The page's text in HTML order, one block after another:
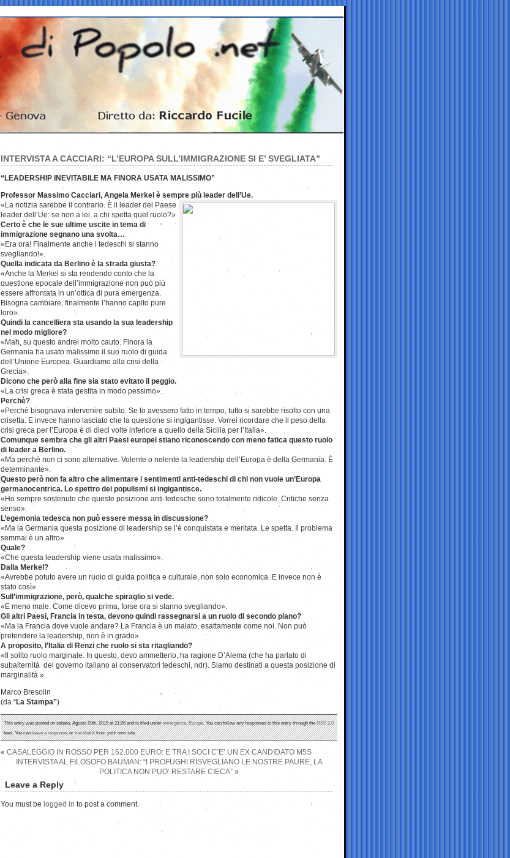
INTERVISTA A CACCIARI: “L’EUROPA SULL’IMMIGRAZIONE SI E’ SVEGLIATA”
“LEADERSHIP INEVITABILE MA FINORA USATA MALISSIMO”
Professor Massimo Cacciari, Angela Merkel è sempre più leader dell’Ue.
«La notizia sarebbe il contrario. È il leader del Paese
leader dell’Ue: se non a lei, a chi spetta quel ruolo?»
Certo è che le sue ultime uscite in tema di
immigrazione segnano una svolta…
«Era ora! Finalmente anche i tedeschi si stanno
svegliando!».
Quella indicata da Berlino è la strada giusta?
«Anche la Merkel si sta rendendo conto che la
questione epocale dell’immigrazione non può più
essere affrontata in un’ottica di pura emergenza.
Bisogna cambiare, finalmente l’hanno capito pure
loro».
Quindi la cancelliera sta usando la sua leadership
nel modo migliore?
«Mah, su questo andrei molto cauto. Finora la
Germania ha usato malissimo il suo ruolo di guida
dell’Unione Europea. Guardiamo alla crisi della
Grecia».
Dicono che però alla fine sia stato evitato il peggio.
«La crisi greca è stata gestita in modo pessimo».
Perchè?
«Perchè bisognava intervenire subito. Se lo avessero fatto in tempo, tutto si sarebbe risolto con una
crisetta. E invece hanno lasciato che la questione si ingigantisse. Vorrei ricordare che il peso della
crisi greca per l’Europa è di dieci volte inferiore a quello della Sicilia per l’Italia».
Comunque sembra che gli altri Paesi europei stiano riconoscendo con meno fatica questo ruolo
di leader a Berlino.
«Ma perchè non ci sono alternative. Volente o nolente la leadership dell’Europa è della Germania. È
determinante».
Questo però non fa altro che alimentare i sentimenti anti-tedeschi di chi non vuole un’Europa
germanocentrica. Lo spettro dei populismi si ingigantisce.
«Ho sempre sostenuto che queste posizione anti-tedesche sono totalmente ridicole. Critiche senza
senso».
L’egemonia tedesca non può essere messa in discussione?
«Ma la Germania questa posizione di leadership se l’è conquistata e meritata. Le spetta. Il problema
semmai è un altro»
Quale?
«Che questa leadership viene usata malissimo».
Dalla Merkel?
«Avrebbe potuto avere un ruolo di guida politica e culturale, non solo economica. E invece non è
stato così».
Sull’immigrazione, però, qualche spiraglio si vede.
«E meno male. Come dicevo prima, forse ora si stanno svegliando».
Gli altri Paesi, Francia in testa, devono quindi rassegnarsi a un ruolo di secondo piano?
«Ma la Francia dove vuole andare? La Francia è un malato, esattamente come noi. Non può
pretendere la leadership, non è in grado».
A proposito, l’Italia di Renzi che ruolo si sta ritagliando?
«Il solito ruolo marginale. In questo, devo ammetterlo, ha ragione D’Alema (che ha parlato di
subalternità del governo italiano ai conservatori tedeschi, ndr). Siamo destinati a questa posizione di
marginalità ».
Marco Bresolin
(da “La Stampa”)
This entry was posted on sabato, Agosto 29th, 2015 at 21:26 and is filed underemergenza,Europa. You can follow any responses to this entry through theRSS 2.0
feed. You canleave a response, ortrackbackfrom your own site.
« CASALEGGIO IN ROSSO PER 152.000 EURO: E TRA I SOCI C’E’ UN EX CANDIDATO M5S
INTERVISTA AL FILOSOFO BAUMAN: “I PROFUGHI RISVEGLIANO LE NOSTRE PAURE, LA
POLITICA NON PUO’ RESTARE CIECA” »
Leave a Reply
You must be logged in to post a comment.